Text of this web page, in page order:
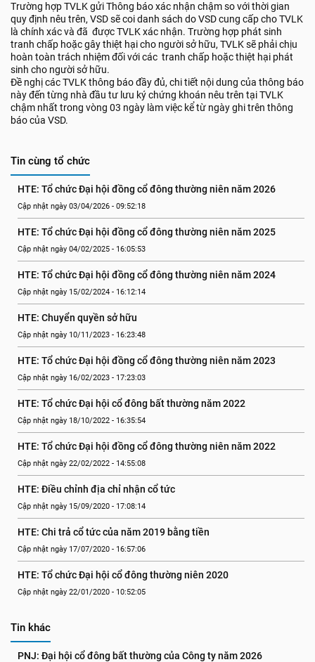
Trường hợp TVLK gửi Thông báo xác nhận chậm so với thời gian
quy định nêu trên, VSD sẽ coi danh sách do VSD cung cấp cho TVLK
là chính xác và đã được TVLK xác nhận. Trường hợp phát sinh
tranh chấp hoặc gây thiệt hại cho người sở hữu, TVLK sẽ phải chịu
hoàn toàn trách nhiệm đối với các tranh chấp hoặc thiệt hại phát
sinh cho người sở hữu.
Đề nghị các TVLK thông báo đầy đủ, chi tiết nội dung của thông báo
này đến từng nhà đầu tư lưu ký chứng khoán nêu trên tại TVLK
chậm nhất trong vòng 03 ngày làm việc kể từ ngày ghi trên thông
báo của VSD.
Tin cùng tổ chức
HTE: Tổ chức Đại hội đồng cổ đông thường niên năm 2026
Cập nhật ngày 03/04/2026 - 09:52:18
HTE: Tổ chức Đại hội đồng cổ đông thường niên năm 2025
Cập nhật ngày 04/02/2025 - 16:05:53
HTE: Tổ chức Đại hội đồng cổ đông thường niên năm 2024
Cập nhật ngày 15/02/2024 - 16:12:14
HTE: Chuyển quyền sở hữu
Cập nhật ngày 10/11/2023 - 16:23:48
HTE: Tổ chức Đại hội đồng cổ đông thường niên năm 2023
Cập nhật ngày 16/02/2023 - 17:23:03
HTE: Tổ chức Đại hội cổ đông bất thường năm 2022
Cập nhật ngày 18/10/2022 - 16:35:54
HTE: Tổ chức Đại hội đồng cổ đông thường niên năm 2022
Cập nhật ngày 22/02/2022 - 14:55:08
HTE: Điều chỉnh địa chỉ nhận cổ tức
Cập nhật ngày 15/09/2020 - 17:08:14
HTE: Chi trả cổ tức của năm 2019 bằng tiền
Cập nhật ngày 17/07/2020 - 16:57:06
HTE: Tổ chức Đại hội cổ đông thường niên 2020
Cập nhật ngày 22/01/2020 - 10:52:05
Tin khác
PNJ: Đại hội cổ đông bất thường của Công ty năm 2026